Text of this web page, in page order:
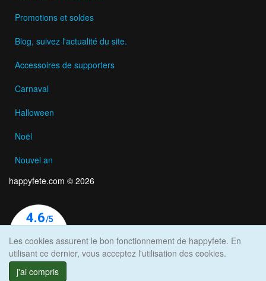
Promotions et soldes
Blog, suivez l'actualité du site.
Accessoires de supporters
Carnaval
Halloween
Noël
Nouvel an
happyfete.com © 2026
Les cookies assurent le bon fonctionnement de happyfete. En
utilisant ce dernier, vous acceptez l'utilisation des cookies.
j'ai compris